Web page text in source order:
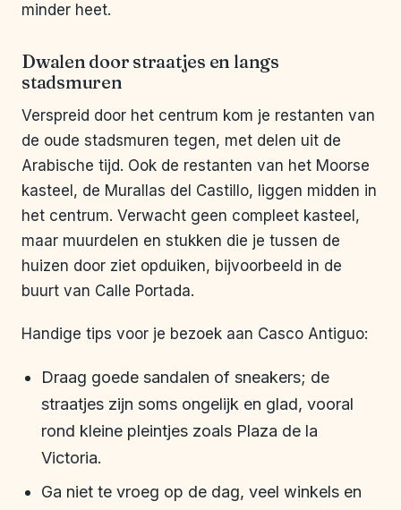
minder heet.
Dwalen door straatjes en langs
stadsmuren
Verspreid door het centrum kom je restanten van
de oude stadsmuren tegen, met delen uit de
Arabische tijd. Ook de restanten van het Moorse
kasteel, de Murallas del Castillo, liggen midden in
het centrum. Verwacht geen compleet kasteel,
maar muurdelen en stukken die je tussen de
huizen door ziet opduiken, bijvoorbeeld in de
buurt van Calle Portada.
Handige tips voor je bezoek aan Casco Antiguo:
Draag goede sandalen of sneakers; de
straatjes zijn soms ongelijk en glad, vooral
rond kleine pleintjes zoals Plaza de la
Victoria.
Ga niet te vroeg op de dag, veel winkels en